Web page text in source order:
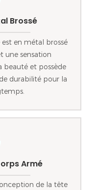
Brossé
en métal brossé
une sensation
beauté et possède
durabilité pour la
Armé
de la tête